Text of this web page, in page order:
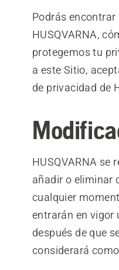
Podrás
HUSQVARNA,
protegemos tu
a este Sitio,
de privacidad de
HUSQVARNA se
añadir o eliminar
cualquier
entrarán en vigor
después de que
considerará